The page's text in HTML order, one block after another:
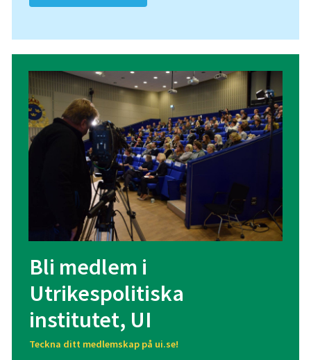
Bli medlem i
Utrikespolitiska
institutet, UI
Teckna ditt medlemskap på ui.se!